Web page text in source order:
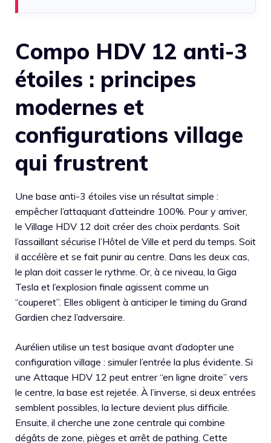
Compo HDV 12 anti-3
étoiles : principes
modernes et
configurations village
qui frustrent
Une base anti-3 étoiles vise un résultat simple :
empêcher l’attaquant d’atteindre 100%. Pour y arriver,
le Village HDV 12 doit créer des choix perdants. Soit
l’assaillant sécurise l’Hôtel de Ville et perd du temps. Soit
il accélère et se fait punir au centre. Dans les deux cas,
le plan doit casser le rythme. Or, à ce niveau, la Giga
Tesla et l’explosion finale agissent comme un
“couperet”. Elles obligent à anticiper le timing du Grand
Gardien chez l’adversaire.
Aurélien utilise un test basique avant d’adopter une
configuration village : simuler l’entrée la plus évidente. Si
une Attaque HDV 12 peut entrer “en ligne droite” vers
le centre, la base est rejetée. À l’inverse, si deux entrées
semblent possibles, la lecture devient plus difficile.
Ensuite, il cherche une zone centrale qui combine
dégâts de zone, pièges et arrêt de pathing. Cette